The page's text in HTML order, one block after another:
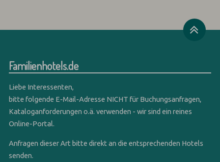
Familienhotels.de
Liebe Interessenten,
bitte folgende E-Mail-Adresse NICHT für Buchungsanfragen,
Kataloganforderungen o.ä. verwenden - wir sind ein reines
Online-Portal.
Anfragen dieser Art bitte direkt an die entsprechenden Hotels
senden.